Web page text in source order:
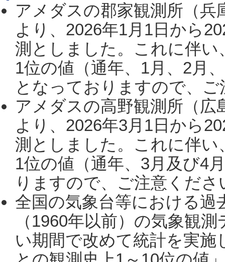
アメダスの郡家観測所（
より、2026年1月1日から
測としました。これに伴い
1位の値（通年、1月、2月
となっておりますので、
アメダスの高野観測所（
より、2026年3月1日から
測としました。これに伴い
1位の値（通年、3月及び4
りますので、ご注意くだ
全国の気象台等における過
（1960年以前）の気象観
い期間で改めて統計を実